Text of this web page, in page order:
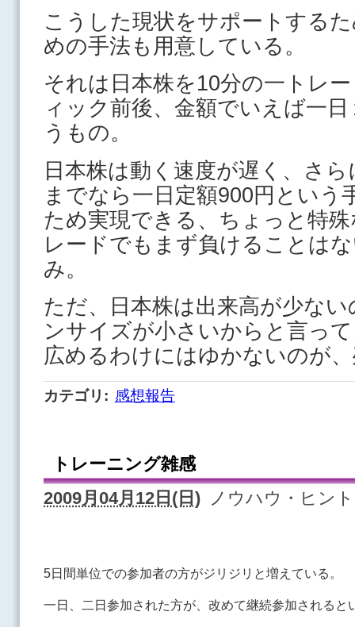
こうした現状をサポートする
めの手法も用意している。
それは日本株を10分の一トレ
ィック前後、金額でいえば一
うもの。
日本株は動く速度が遅く、さ
までなら一日定額900円という
ため実現できる、ちょっと特
レードでもまず負けることは
み。
ただ、日本株は出来高が少な
ンサイズが小さいからと言っ
広めるわけにはゆかないのが
カテゴリ : 感想報告
トレーニング雑感
2009月04月12日(日) ノウハウ・ヒント
5日間単位での参加者の方がジリジリと増えている。
一日、二日参加された方が、改めて継続参加されると